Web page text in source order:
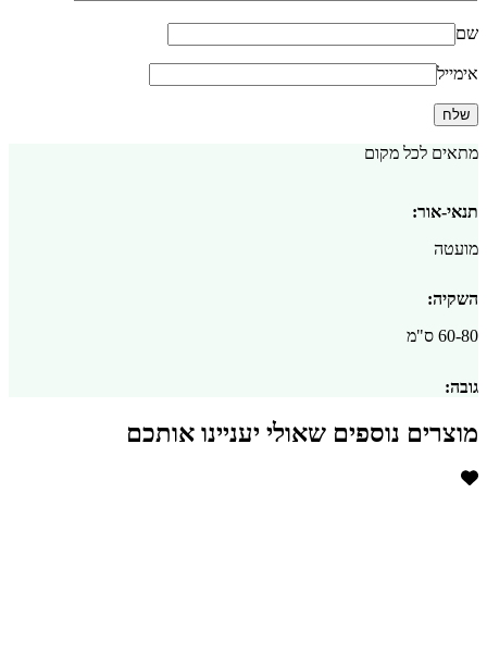
שם
אימייל
מתאים לכל מקום
תנאי-אור:
מועטה
השקיה:
60-80 ס"מ
גובה:
מוצרים נוספים שאולי יעניינו אותכם